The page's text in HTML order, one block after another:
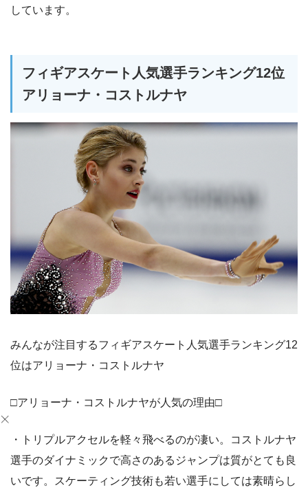
しています。
フィギアスケート人気選手ランキング12位
アリョーナ・コストルナヤ
みんなが注目するフィギアスケート人気選手ランキング12
位はアリョーナ・コストルナヤ
□アリョーナ・コストルナヤが人気の理由□
・トリプルアクセルを軽々飛べるのが凄い。コストルナヤ
選手のダイナミックで高さのあるジャンプは質がとても良
いです。スケーティング技術も若い選手にしては素晴らし